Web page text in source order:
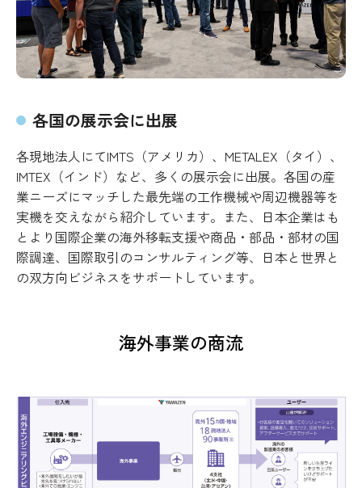
各国の展示会に出展
各現地法人にてIMTS（アメリカ）、METALEX（タイ）、
IMTEX（インド）など、多くの展示会に出展。各国の産
業ニーズにマッチした最先端の工作機械や周辺機器等を
実機を交えながら紹介しています。また、日本企業はも
とより国際企業の海外移転支援や商品・部品・部材の国
際調達、国際取引のコンサルティング等、日本と世界と
の双方向ビジネスをサポートしています。
海外事業の商流